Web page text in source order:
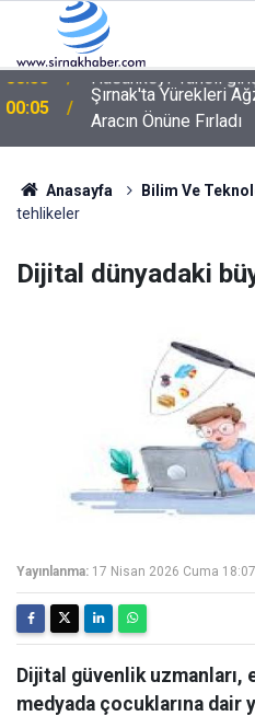
00:05
Şırnak'ta Yürekleri
Aracın Önüne Fırladı
Anasayfa Bilim Ve
tehlikeler
Dijital dünyadaki
Yayınlanma: 17 Nisan 2026 Cuma 18:07
Dijital güvenlik uzmanları,
medyada çocuklarına dair